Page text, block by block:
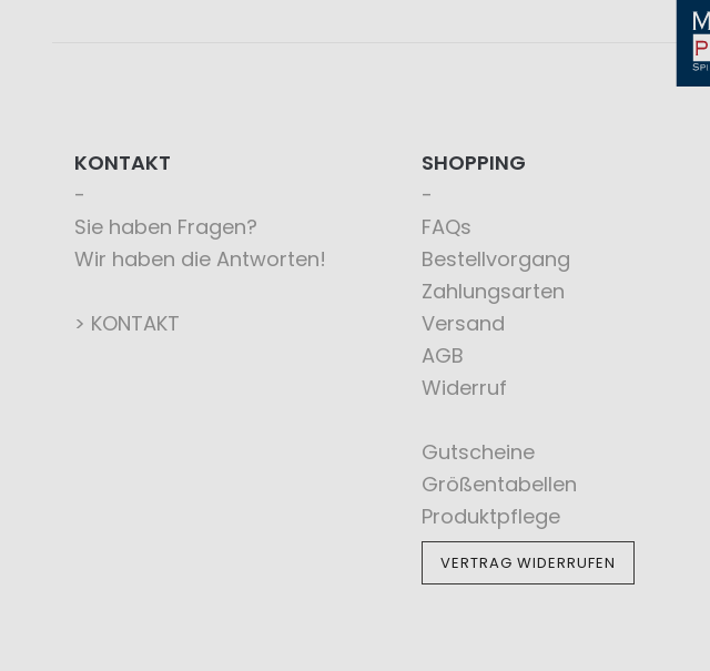
KONTAKT
Sie haben Fragen?
Wir haben die Antworten!
> KONTAKT
SHOPPING
FAQs
Bestellvorgang
Zahlungsarten
Versand
AGB
Widerruf
Gutscheine
Größentabellen
Produktpflege
VERTRAG WIDERRUFEN